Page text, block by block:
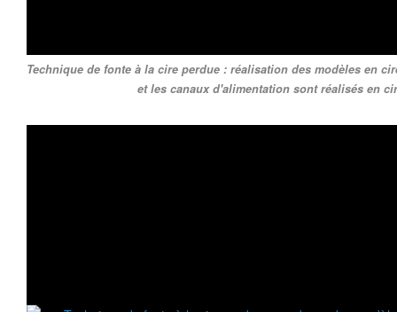
Technique de fonte à la cire perdue : réalisation des modèles en
et les canaux d'alimentation sont réalisés en